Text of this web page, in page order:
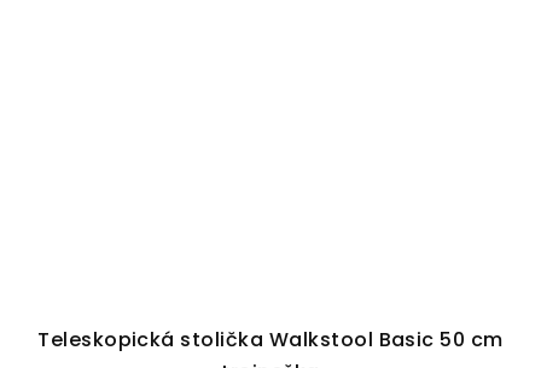
Teleskopická stolička Walkstool Basic 50 cm